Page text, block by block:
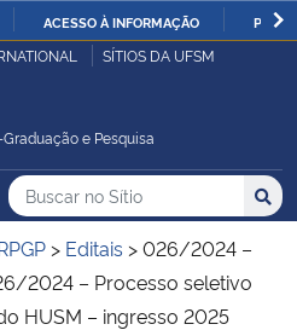
IR
ACESSO À INFORMAÇÃO
SÍTIOS DA UFSM
e Pesquisa
do Sítio
Busca
Buscar no no Sítio
Busca:
> Editais >026/2024 –
2024 – Processo seletivo
HUSM – ingresso 2025